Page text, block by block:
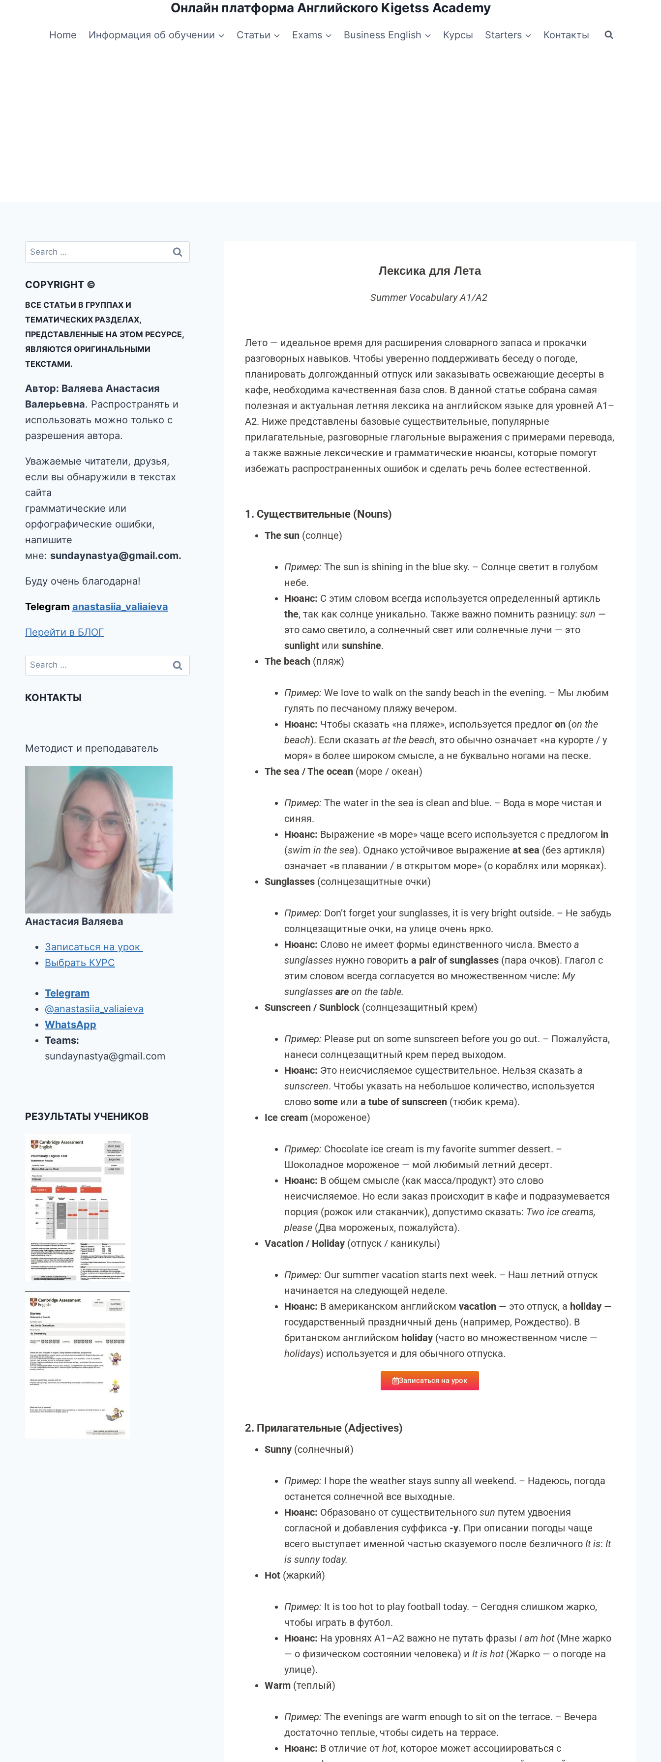
Онлайн платформа Английского Kigetss Academy
Home Информация об обучении Статьи Exams Business English Курсы Starters Контакты
Лексика для Лета
Summer Vocabulary A1/A2
Лето — идеальное время для расширения словарного запаса и прокачки
разговорных навыков. Чтобы уверенно поддерживать беседу о погоде,
планировать долгожданный отпуск или заказывать освежающие десерты в
кафе, необходима качественная база слов. В данной статье собрана самая
полезная и актуальная летняя лексика на английском языке для уровней A1–
A2. Ниже представлены базовые существительные, популярные
прилагательные, разговорные глагольные выражения с примерами перевода,
а также важные лексические и грамматические нюансы, которые помогут
избежать распространенных ошибок и сделать речь более естественной.
1. Существительные (Nouns)
The sun(солнце)
Пример: The sun is shining in the blue sky. – Солнце светит в голубом
небе.
Нюанс: С этим словом всегда используется определенный артикль
the, так как солнце уникально. Также важно помнить разницу: sun —
это само светило, а солнечный свет или солнечные лучи — это
sunlightили sunshine.
The beach(пляж)
Пример: We love to walk on the sandy beach in the evening. – Мы любим
гулять по песчаному пляжу вечером.
Нюанс: Чтобы сказать «на пляже», используется предлогon(on the
beach). Если сказать at the beach, это обычно означает «на курорте / у
моря» в более широком смысле, а не буквально ногами на песке.
The sea / The ocean(море / океан)
Пример: The water in the sea is clean and blue. – Вода в море чистая и
синяя.
Нюанс: Выражение «в море» чаще всего используется с предлогом in
(swim in the sea). Однако устойчивое выражение at sea (без артикля)
означает «в плавании / в открытом море» (о кораблях или моряках).
Sunglasses(солнцезащитные очки)
Пример: Don’t forget your sunglasses, it is very bright outside. – Не забудь
солнцезащитные очки, на улице очень ярко.
Нюанс: Слово не имеет формы единственного числа. Вместо a
sunglasses нужно говорить a pair of sunglasses(пара очков). Глагол с
этим словом всегда согласуется во множественном числе: My
sunglasses areon the table.
Sunscreen / Sunblock(солнцезащитный крем)
Пример: Please put on some sunscreen before you go out. – Пожалуйста,
нанеси солнцезащитный крем перед выходом.
Нюанс: Это неисчисляемое существительное. Нельзя сказать a
sunscreen. Чтобы указать на небольшое количество, используется
слово someили a tube of sunscreen(тюбик крема).
Ice cream(мороженое)
Пример: Chocolate ice cream is my favorite summer dessert. –
Шоколадное мороженое — мой любимый летний десерт.
Нюанс: В общем смысле (как масса/продукт) это слово
неисчисляемое. Но если заказ происходит в кафе и подразумевается
порция (рожок или стаканчик), допустимо сказать: Two ice creams,
please(Два мороженых, пожалуйста).
Vacation / Holiday(отпуск / каникулы)
Пример: Our summer vacation starts next week. – Наш летний отпуск
начинается на следующей неделе.
Нюанс: В американском английском vacation— это отпуск, а holiday—
государственный праздничный день (например, Рождество). В
британском английском holiday(часто во множественном числе —
holidays) используется и для обычного отпуска.
Записаться на урок
2. Прилагательные (Adjectives)
Sunny(солнечный)
Пример: I hope the weather stays sunny all weekend. – Надеюсь, погода
останется солнечной все выходные.
Нюанс: Образовано от существительного sun путем удвоения
согласной и добавления суффикса -y. При описании погоды чаще
всего выступает именной частью сказуемого после безличного It is: It
is sunny today.
Hot(жаркий)
Пример: It is too hot to play football today. – Сегодня слишком жарко,
чтобы играть в футбол.
Нюанс: На уровнях A1–A2 важно не путать фразы I am hot(Мне жарко
— о физическом состоянии человека) и It is hot(Жарко — о погоде на
улице).
Warm(теплый)
Пример: The evenings are warm enough to sit on the terrace. – Вечера
достаточно теплые, чтобы сидеть на террасе.
Нюанс: В отличие от hot, которое может ассоциироваться с
COPYRIGHT ©
ВСЕ СТАТЬИ В ГРУППАХ И
ТЕМАТИЧЕСКИХ РАЗДЕЛАХ,
ПРЕДСТАВЛЕННЫЕ НА ЭТОМ РЕСУРСЕ,
ЯВЛЯЮТСЯ ОРИГИНАЛЬНЫМИ
ТЕКСТАМИ.
Автор: Валяева Анастасия
Валерьевна. Распространять и
использовать можно только с
разрешения автора.
Уважаемые читатели, друзья,
если вы обнаружили в текстах
сайта
грамматические или
орфографические ошибки,
напишите
мне: sundaynastya@gmail.com.
Буду очень благодарна!
Telegram anastasiia_valiaieva
Перейти в БЛОГ
КОНТАКТЫ
Методист и преподаватель
Анастасия Валяева
Записаться на урок
Выбрать КУРС
Telegram
@anastasiia_valiaieva
WhatsApp
Teams:
sundaynastya@gmail.com
РЕЗУЛЬТАТЫ УЧЕНИКОВ